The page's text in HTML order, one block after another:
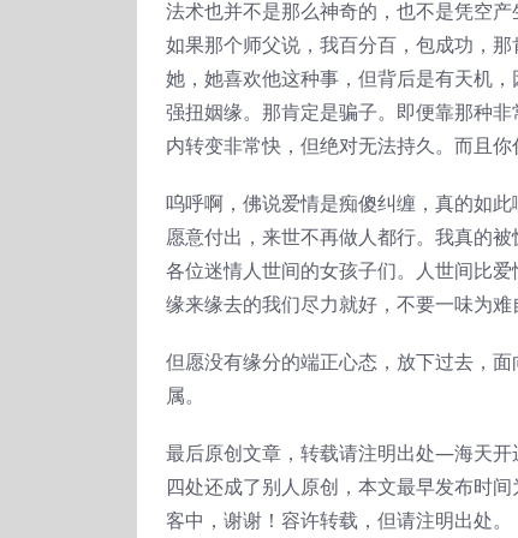
法术也并不是那么神奇的，也不是凭空
如果那个师父说，我百分百，包成功，
她，她喜欢他这种事，但背后是有天机
强扭姻缘。那肯定是骗子。即便靠那种
内转变非常快，但绝对无法持久。而且
呜呼啊，佛说爱情是痴傻纠缠，真的如
愿意付出，来世不再做人都行。我真的
各位迷情人世间的女孩子们。人世间比
缘来缘去的我们尽力就好，不要一味为
但愿没有缘分的端正心态，放下过去，
属。
最后原创文章，转载请注明出处—海天开
四处还成了别人原创，本文最早发布时
客中，谢谢！容许转载，但请注明出处。